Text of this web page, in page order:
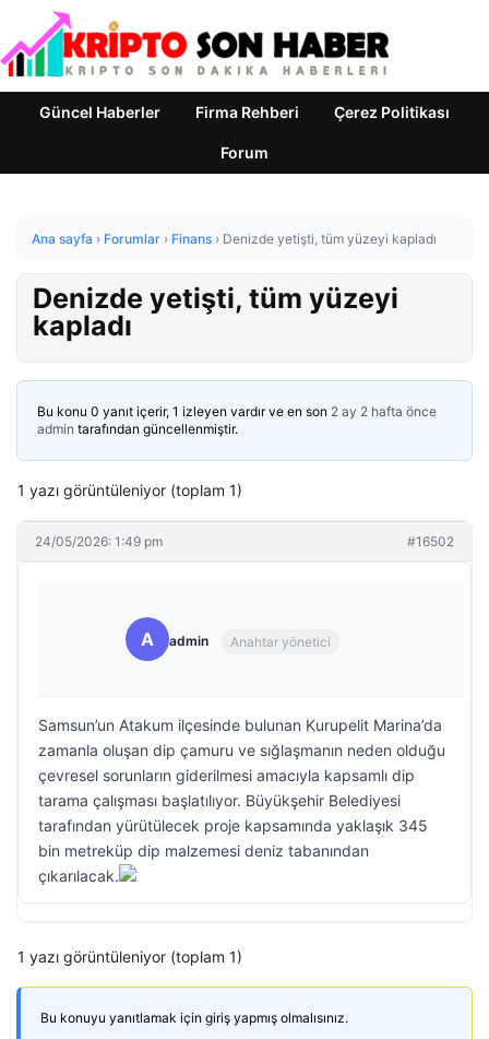
Güncel Haberler Firma Rehberi Çerez Politikası
Forum
Ana sayfa › Forumlar › Finans › Denizde yetişti, tüm yüzeyi kapladı
Denizde yetişti, tüm yüzeyi
kapladı
Bu konu 0 yanıt içerir, 1 izleyen vardır ve en son 2 ay 2 hafta önce
admin tarafından güncellenmiştir.
1 yazı görüntüleniyor (toplam 1)
24/05/2026: 1:49 pm #16502
A admin Anahtar yönetici
Samsun’un Atakum ilçesinde bulunan Kurupelit Marina’da
zamanla oluşan dip çamuru ve sığlaşmanın neden olduğu
çevresel sorunların giderilmesi amacıyla kapsamlı dip
tarama çalışması başlatılıyor. Büyükşehir Belediyesi
tarafından yürütülecek proje kapsamında yaklaşık 345
bin metreküp dip malzemesi deniz tabanından
çıkarılacak.
1 yazı görüntüleniyor (toplam 1)
Bu konuyu yanıtlamak için giriş yapmış olmalısınız.